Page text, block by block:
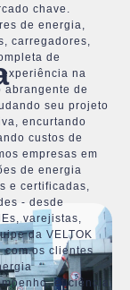
chave.
de energia,
carregadores,
de
na
abrangente de
seu projeto
encurtando
custos de
empresas em
de energia
e certificadas,
- desde
varejistas,
da VELTOK
com os clientes
eficiência